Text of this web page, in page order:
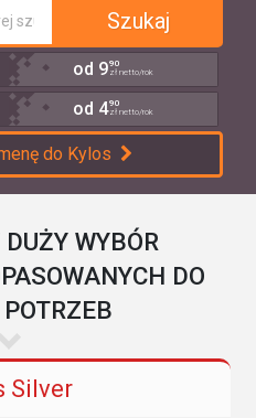
Szukaj
od 990
zł netto/rok
od 490
zł netto/rok
do Kylos
WYBÓR
DO
Silver